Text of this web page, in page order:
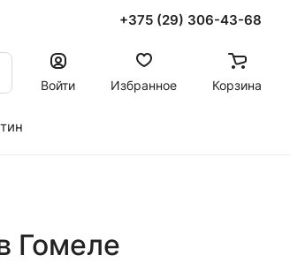
+375 (29) 306-43-68
Войти
Избранное Корзина
Гомеле